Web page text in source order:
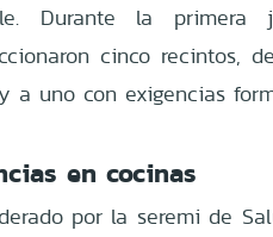
Durante la primera
cinco recintos,
a uno con exigencias
en cocinas
por la seremi de